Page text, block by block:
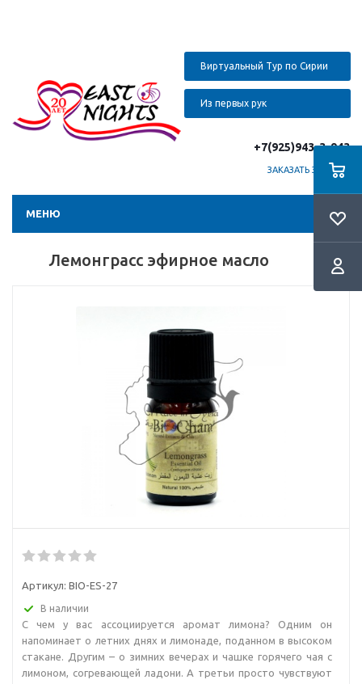
Виртуальный Тур по Сирии
Из первых рук
+7(925)943-3-943
ЗАКАЗАТЬ ЗВОНОК
МЕНЮ
Лемонграсс эфирное масло
Артикул: BIO-ES-27
В наличии
С чем у вас ассоциируется аромат лимона? Одним он
напоминает о летних днях и лимонаде, поданном в высоком
стакане. Другим – о зимних вечерах и чашке горячего чая с
лимоном, согревающей ладони. А третьи просто чувствуют